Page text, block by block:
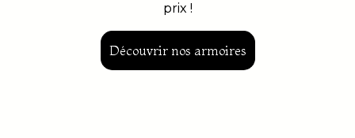
prix !
Découvrir nos armoires